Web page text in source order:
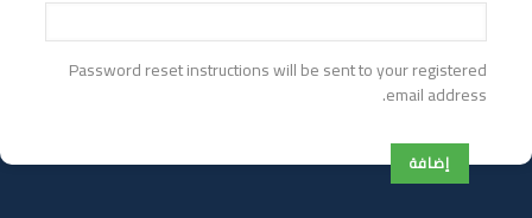
Password reset instructions will be sent to your registered
email address.